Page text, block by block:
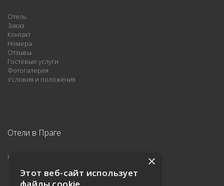
Отель
Заказ
Контакт
Номера
Отзывы
Гостевые услуги
Фотогалерея
Условия и положения
Отели в Праге
Hotel Melantrich *** ×
Этот веб-сайт использует